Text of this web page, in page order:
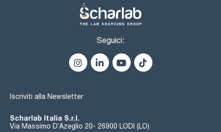
Seguici:
Iscriviti alla Newsletter
Scharlab Italia S.r.l.
Via Massimo D’Azeglio 20- 26900 LODI (LO)